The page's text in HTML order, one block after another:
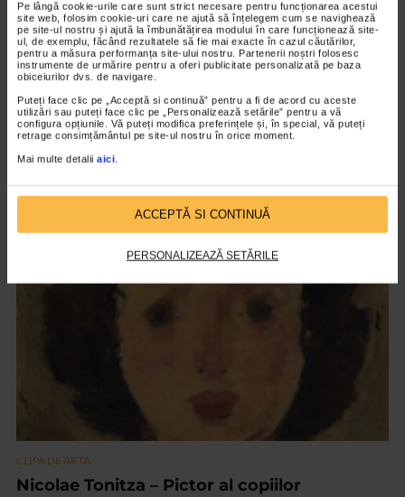
Pe lângă cookie-urile care sunt strict necesare pentru funcționarea acestui
site web, folosim cookie-uri care ne ajută să înțelegem cum se navighează
pe site-ul nostru și ajută la îmbunătățirea modului în care funcționează site-
ul, de exemplu, făcând rezultatele să fie mai exacte în cazul căutărilor,
pentru a măsura performanța site-ului nostru. Partenerii noștri folosesc
instrumente de urmărire pentru a oferi publicitate personalizată pe baza
obiceiurilor dvs. de navigare.
Puteți face clic pe „Acceptă si continuă” pentru a fi de acord cu aceste
utilizări sau puteți face clic pe „Personalizează setările” pentru a vă
configura opțiunile. Vă puteți modifica preferințele și, în special, vă puteți
retrage consimțământul pe site-ul nostru în orice moment.
Mai multe detalii aici.
ACCEPTĂ SI CONTINUĂ
PERSONALIZEAZĂ SETĂRILE
CLIPA DE ARTA
ARTS and ARTISTS. Floriama Cândea –
148 vizualizari
CLIPA DE ARTA
Nicolae Tonitza – Pictor al copiilor